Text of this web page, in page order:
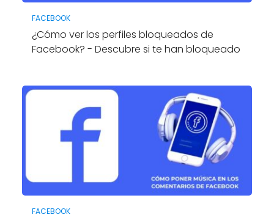
FACEBOOK
¿Cómo ver los perfiles bloqueados de
Facebook? - Descubre si te han bloqueado
FACEBOOK